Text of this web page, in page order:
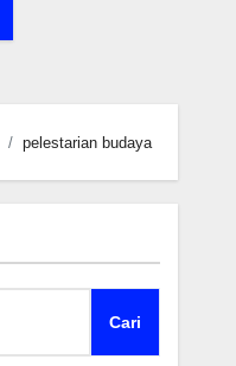
pelestarian budaya
Cari